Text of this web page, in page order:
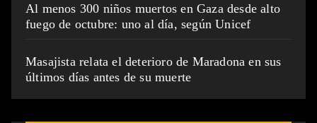
Al menos 300 niños muertos en Gaza desde alto
fuego de octubre: uno al día, según Unicef
Masajista relata el deterioro de Maradona en sus
últimos días antes de su muerte